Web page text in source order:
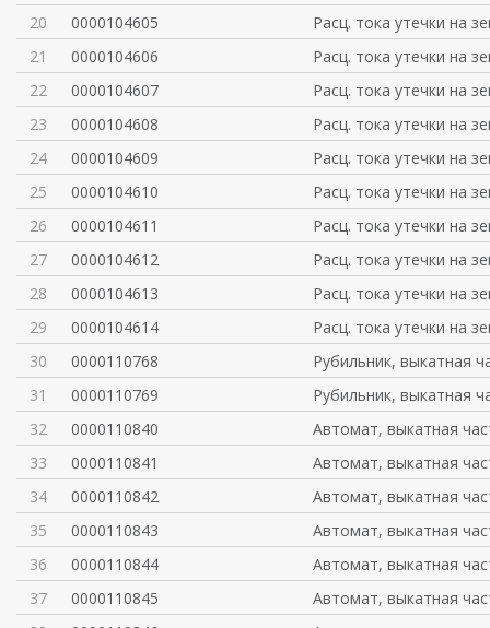
20
0000104605
Расц. тока утечки на
21
0000104606
Расц. тока утечки на
22
0000104607
Расц. тока утечки на
23
0000104608
Расц. тока утечки на
24
0000104609
Расц. тока утечки на
25
0000104610
Расц. тока утечки на
26
0000104611
Расц. тока утечки на
27
0000104612
Расц. тока утечки на
28
0000104613
Расц. тока утечки на
29
0000104614
Расц. тока утечки на
30
0000110768
Рубильник, выкатная
31
0000110769
Рубильник, выкатная
32
0000110840
Автомат, выкатная
33
0000110841
Автомат, выкатная
34
0000110842
Автомат, выкатная
35
0000110843
Автомат, выкатная
36
0000110844
Автомат, выкатная
37
0000110845
Автомат, выкатная